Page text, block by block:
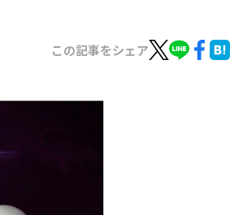
この記事をシェア